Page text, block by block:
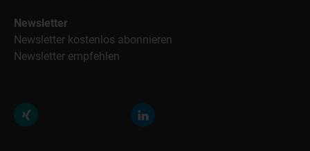
Newsletter
Newsletter kostenlos abonnieren
Newsletter empfehlen